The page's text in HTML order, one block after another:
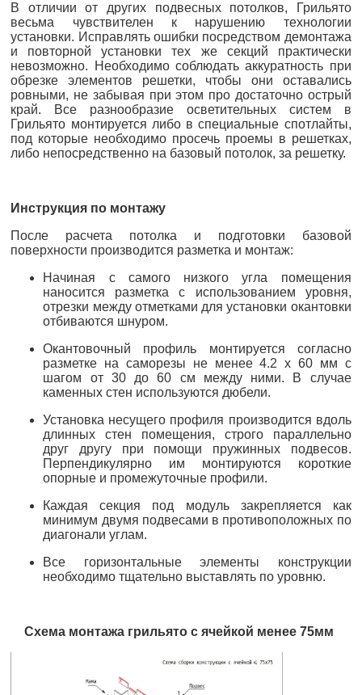
В отличии от других подвесных потолков, Грильято
весьма чувствителен к нарушению технологии
установки. Исправлять ошибки посредством демонтажа
и повторной установки тех же секций практически
невозможно. Необходимо соблюдать аккуратность при
обрезке элементов решетки, чтобы они оставались
ровными, не забывая при этом про достаточно острый
край. Все разнообразие осветительных систем в
Грильято монтируется либо в специальные спотлайты,
под которые необходимо просечь проемы в решетках,
либо непосредственно на базовый потолок, за решетку.
Инструкция по монтажу
После расчета потолка и подготовки базовой
поверхности производится разметка и монтаж:
Начиная с самого низкого угла помещения
наносится разметка с использованием уровня,
отрезки между отметками для установки окантовки
отбиваются шнуром.
Окантовочный профиль монтируется согласно
разметке на саморезы не менее 4.2 х 60 мм с
шагом от 30 до 60 см между ними. В случае
каменных стен используются дюбели.
Установка несущего профиля производится вдоль
длинных стен помещения, строго параллельно
друг другу при помощи пружинных подвесов.
Перпендикулярно им монтируются короткие
опорные и промежуточные профили.
Каждая секция под модуль закрепляется как
минимум двумя подвесами в противоположных по
диагонали углам.
Все горизонтальные элементы конструкции
необходимо тщательно выставлять по уровню.
Схема монтажа грильято с ячейкой менее 75мм